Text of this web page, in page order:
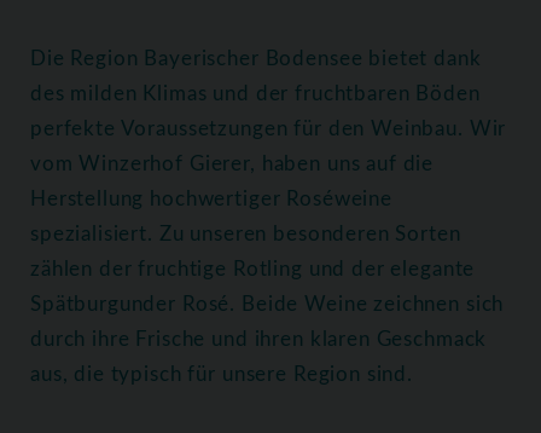
Die Region Bayerischer Bodensee bietet dank
des milden Klimas und der fruchtbaren Böden
perfekte Voraussetzungen für den Weinbau. Wir
vom Winzerhof Gierer, haben uns auf die
Herstellung hochwertiger Roséweine
spezialisiert. Zu unseren besonderen Sorten
zählen der fruchtige Rotling und der elegante
Spätburgunder Rosé. Beide Weine zeichnen sich
durch ihre Frische und ihren klaren Geschmack
aus, die typisch für unsere Region sind.